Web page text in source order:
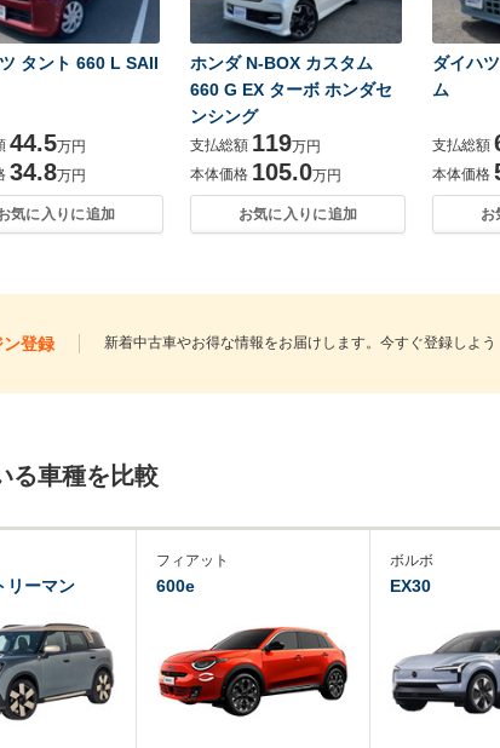
タント 660 L SAII
44.5万円
34.8万円
気に入りに追加
ホンダ N-BOX カスタム
660 G EX ターボ ホンダセ
ンシング
支払総額 119万円
本体価格 105.0万円
お気に入りに追加
ダイハ
ム
支払総額
本体価格
お
登録 新着中古車やお得な情報をお届けします。今すぐ登録しよう
る車種を比較
リーマン
フィアット
600e
ボルボ
EX30